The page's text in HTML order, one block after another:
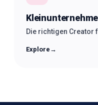
Die richtigen Creator
Explore →